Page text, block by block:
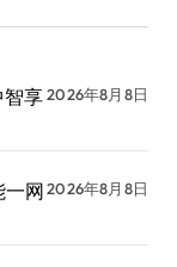
享2026年8月8日
一网2026年8月8日